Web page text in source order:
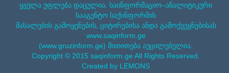
ყველა უფლება დაცულია. საინფორმაციო–ანალიტიკური
სააგენტო საქინფორმის
მასალების გამოყენების, ციტირებისა ანდა გამოქვეყნებისას
www.saqinform.ge
(www.gruzinform.ge) მითითება აუცილებელია.
Copyright © 2015 saqinform.ge All Rights Reserved.
Created by LEMONS